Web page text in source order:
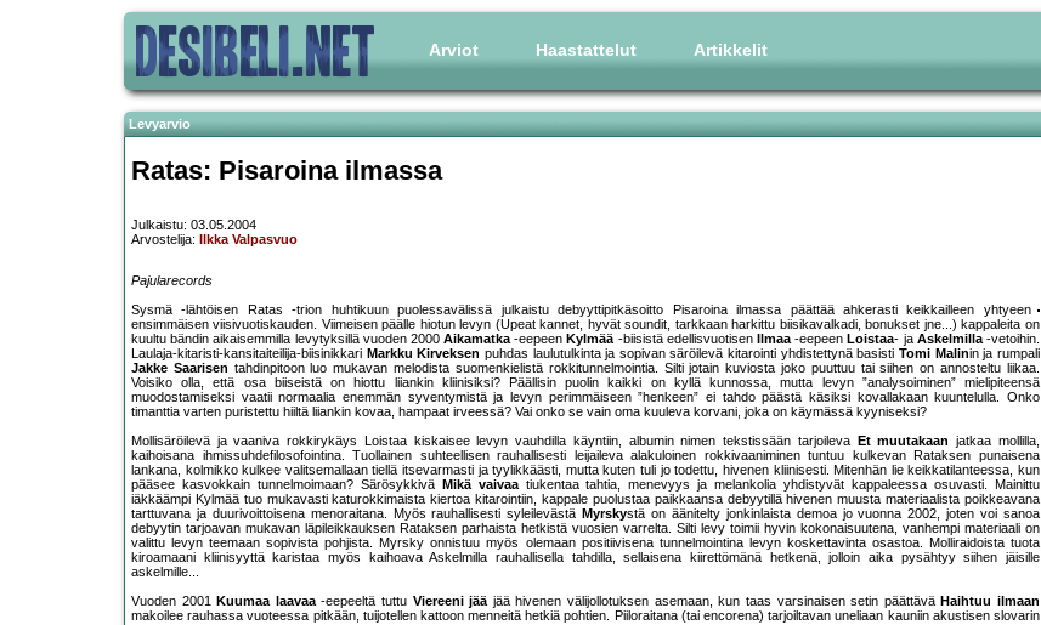
Arviot Haastattelut Artikkelit
Levyarvio
Ratas: Pisaroina ilmassa
Julkaistu: 03.05.2004
Arvostelija:
Ilkka Valpasvuo
Pajularecords
Sysmä -lähtöisen Ratas -trion huhtikuun puolessavälissä julkaistu debyyttipitkäsoitto Pisaroina ilmassa päättää ahkerasti keikkailleen yhtyeen
ensimmäisen viisivuotiskauden. Viimeisen päälle hiotun levyn (Upeat kannet, hyvät soundit, tarkkaan harkittu biisikavalkadi, bonukset jne...) kappaleita on
kuultu bändin aikaisemmilla levytyksillä vuoden 2000Aikamatka-eepeen Kylmää-biisistä edellisvuotisen Ilmaa-eepeen Loistaa- ja Askelmilla-vetoihin.
Laulaja-kitaristi-kansitaiteilija-biisinikkari Markku Kirveksen puhdas laulutulkinta ja sopivan säröilevä kitarointi yhdistettynä basistiTomi Malinin ja rumpali
Jakke Saarisen tahdinpitoon luo mukavan melodista suomenkielistä rokkitunnelmointia. Silti jotain kuviosta joko puuttuu tai siihen on annosteltu liikaa.
Voisiko olla, että osa biiseistä on hiottu liiankin kliinisiksi? Päällisin puolin kaikki on kyllä kunnossa, mutta levyn ”analysoiminen” mielipiteensä
muodostamiseksi vaatii normaalia enemmän syventymistä ja levyn perimmäiseen ”henkeen” ei tahdo päästä käsiksi kovallakaan kuuntelulla. Onko
timanttia varten puristettu hiiltä liiankin kovaa, hampaat irveessä? Vai onko se vain oma kuuleva korvani, joka on käymässä kyyniseksi?
Mollisäröilevä ja vaaniva rokkirykäys Loistaa kiskaisee levyn vauhdilla käyntiin, albumin nimen tekstissään tarjoileva
Et muutakaan jatkaa mollilla,
kaihoisana ihmissuhdefilosofointina. Tuollainen suhteellisen rauhallisesti leijaileva alakuloinen rokkivaaniminen tuntuu kulkevan Rataksen punaisena
lankana, kolmikko kulkee valitsemallaan tiellä itsevarmasti ja tyylikkäästi, mutta kuten tuli jo todettu, hivenen kliinisesti. Mitenhän lie keikkatilanteessa, kun
pääsee kasvokkain tunnelmoimaan? Särösykkivä
Mikä vaivaatiukentaa tahtia, menevyys ja melankolia yhdistyvät kappaleessa osuvasti. Mainittu
iäkkäämpi Kylmää tuo mukavasti katurokkimaista kiertoa kitarointiin, kappale puolustaa paikkaansa debyytillä hivenen muusta materiaalista poikkeavana
tarttuvana ja duurivoittoisena menoraitana. Myös rauhallisesti syleilevästä Myrskystä on äänitelty jonkinlaista demoa jo vuonna 2002, joten voi sanoa
debyytin tarjoavan mukavan läpileikkauksen Rataksen parhaista hetkistä vuosien varrelta. Silti levy toimii hyvin kokonaisuutena, vanhempi materiaali on
valittu levyn teemaan sopivista pohjista. Myrsky onnistuu myös olemaan positiivisena tunnelmointina levyn koskettavinta osastoa. Molliraidoista tuota
kiroamaani kliinisyyttä karistaa myös kaihoava Askelmilla rauhallisella tahdilla, sellaisena kiirettömänä hetkenä, jolloin aika pysähtyy siihen jäisille
askelmille...
Vuoden 2001 Kuumaa laavaa-eepeeltä tuttu Viereeni jääjää hivenen välijollotuksen asemaan, kun taas varsinaisen setin päättävä Haihtuu ilmaan
makoilee rauhassa vuoteessa pitkään, tuijotellen kattoon menneitä hetkiä pohtien. Piiloraitana (tai encorena) tarjoiltavan uneliaan kauniin akustisen slovarin